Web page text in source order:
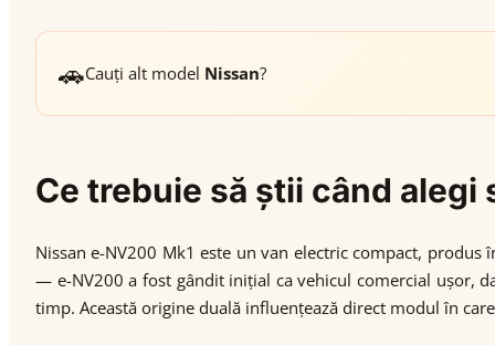
🚗Cauți alt model Nissan?
Ce trebuie să știi când
Nissan e-NV200 Mk1 este un van electric compact,
— e-NV200 a fost gândit inițial ca vehicul comercial ușor,
timp. Această origine duală influențează direct modul în